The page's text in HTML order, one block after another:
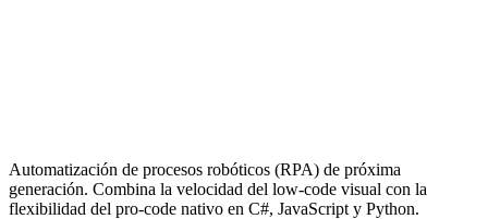
Automatización de procesos robóticos (RPA) de próxima
generación. Combina la velocidad del low-code visual con la
flexibilidad del pro-code nativo en C#, JavaScript y Python.